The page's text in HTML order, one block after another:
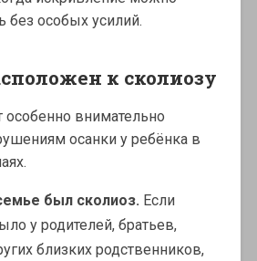
без особых усилий.
к сколиозу
особенно внимательно
осанки у ребёнка в
был сколиоз. Если
у родителей, братьев,
близких родственников,